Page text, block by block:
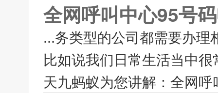
全网呼叫中心95号
...务类型的公司都需要办
比如说我们日常生活当中
天九蚂蚁为您讲解：全网